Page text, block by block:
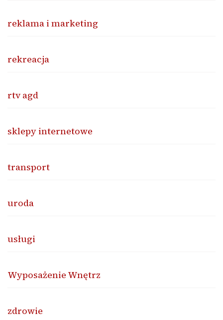
reklama i marketing
rekreacja
rtv agd
sklepy internetowe
transport
uroda
usługi
Wyposażenie Wnętrz
zdrowie